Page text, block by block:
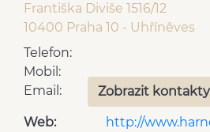
Františka Diviše 1516/12
10400 Praha 10 - Uhříněves
Telefon:
Mobil:
Email:
Zobrazit kontakty
Web:
http://